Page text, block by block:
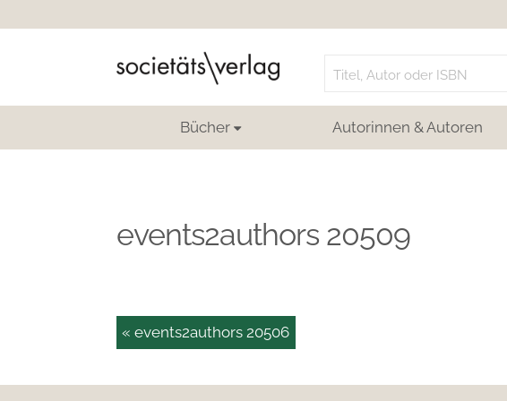
for:
Bücher Autorinnen & Autoren
events2authors 20509
« events2authors 20506